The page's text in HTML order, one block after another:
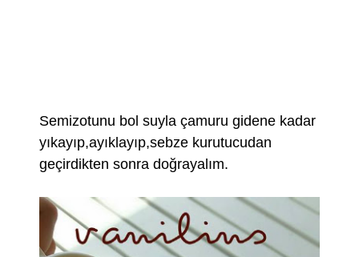
Semizotunu bol suyla çamuru gidene kadar
yıkayıp,ayıklayıp,sebze kurutucudan
geçirdikten sonra doğrayalım.